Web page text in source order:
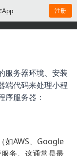
App 注册
服务器环境、安装
端代码来处理小程
序服务器：
如AWS、Google
务。这通常是最